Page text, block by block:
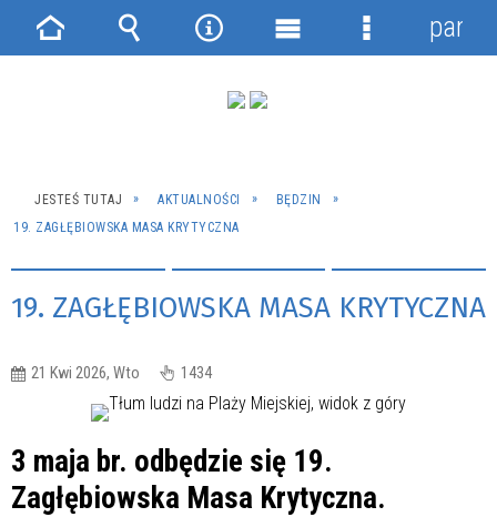
JESTEŚ TUTAJ AKTUALNOŚCI
BĘDZIN
19. ZAGŁĘBIOWSKA MASA KRYTYCZNA
19. ZAGŁĘBIOWSKA MASA KRYTYCZNA
21 Kwi 2026, Wto 1434
3 maja br. odbędzie się 19.
Zagłębiowska Masa Krytyczna.
Strona Wyszukiwarka
NarzędziaMenu
Menu
panel